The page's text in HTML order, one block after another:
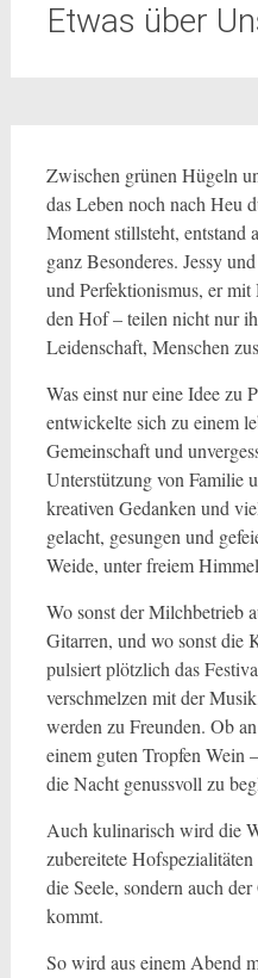
Etwas über
Zwischen grünen Hügeln
das Leben noch nach Heu
Moment stillsteht, entstand
ganz Besonderes. Jessy
und Perfektionismus, er
den Hof – teilen nicht nur
Leidenschaft, Menschen
Was einst nur eine Idee zu
entwickelte sich zu einem
Gemeinschaft und
Unterstützung von Familie
kreativen Gedanken und
gelacht, gesungen und
Weide, unter freiem
Wo sonst der Milchbetrieb
Gitarren, und wo sonst die
pulsiert plötzlich das
verschmelzen mit der
werden zu Freunden. Ob
einem guten Tropfen Wein
die Nacht genussvoll zu
Auch kulinarisch wird die
zubereitete
die Seele, sondern auch
kommt.
So wird aus einem Abend